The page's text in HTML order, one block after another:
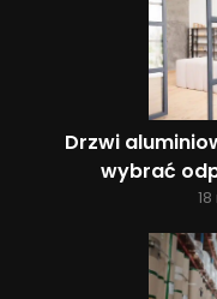
Drzwi
wybrać